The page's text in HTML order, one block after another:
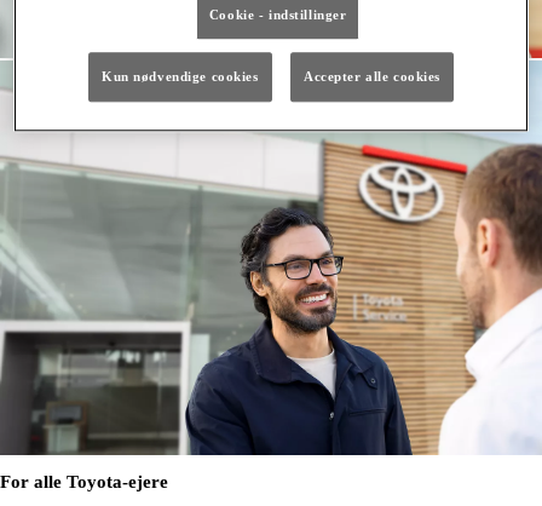
For alle Toyota-ejere
Cookie - indstillinger
Kun nødvendige cookies Accepter alle cookies